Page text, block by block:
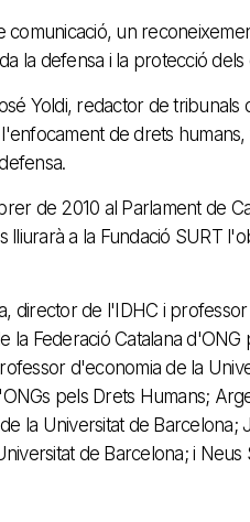
un
la defensa i la protecció dels
Yoldi, redactor de tribunals
de drets humans,
de 2010 al Parlament de
a la Fundació SURT
director de l'IDHC i
la Federació Catalana d'ONG
d'economia de la
pels Drets Humans;
la Universitat de Barcelona;
de Barcelona; i